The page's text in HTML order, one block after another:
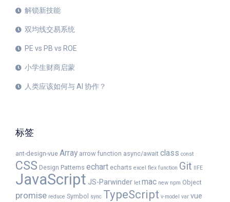
解锁新技能
双均线交易系统
PE vs PB vs ROE
小学生财商启蒙
人类应该如何与 AI 协作？
标签
ant-design-vue Array arrow function async/await class const
CSS Design Patterns echart echarts excel flex function Git IIFE
JavaScript JS-Parwinder let mac new npm Object
promise reduce Symbol sync TypeScript v-model var vue